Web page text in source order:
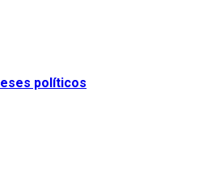
políticos